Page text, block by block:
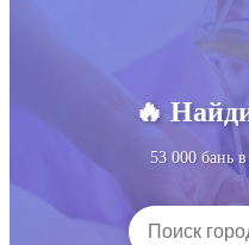
🔥
53 000 бань